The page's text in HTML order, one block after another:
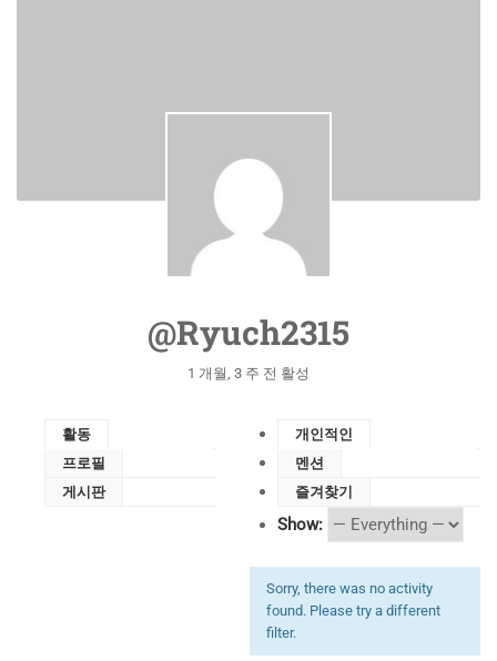
@ryuch2315
1 개월, 3 주 전 활성
활동
프로필
게시판
개인적인
멘션
즐겨찾기
Show:
Sorry, there was no activity
found. Please try a different
filter.